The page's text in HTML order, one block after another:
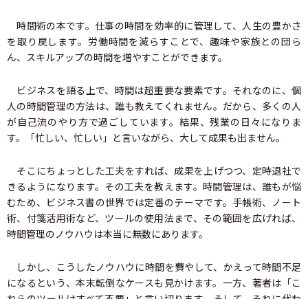
時間術の本です。仕事の時間を効率的に管理して、人生の豊かさ
を取り戻します。労働時間を減らすことで、趣味や家族との団ら
ん、スキルアップの時間を増やすことができます。
ビジネスを語る上で、時間は超重要な要素です。それなのに、個
人の時間管理の方法は、誰も教えてくれません。だから、多くの人
が自己流のやり方で過ごしています。結果、残業の日々になりま
す。「忙しい、忙しい」と言いながら、大して成果も出ません。
そこにちょっとした工夫をすれば、成果を上げつつ、定時退社で
きるようになります。その工夫を教えます。時間管理は、誰もが悩
むため、ビジネス書の世界では定番のテーマです。手帳術、ノート
術、付箋活用術など、ツールの使用法まで、その範囲を広げれば、
時間管理のノウハウは本当に無数にあります。
しかし、こうしたノウハウに時間を費やして、かえって時間不足
になるという、本末転倒なケースも見かけます。一方、著者は「こ